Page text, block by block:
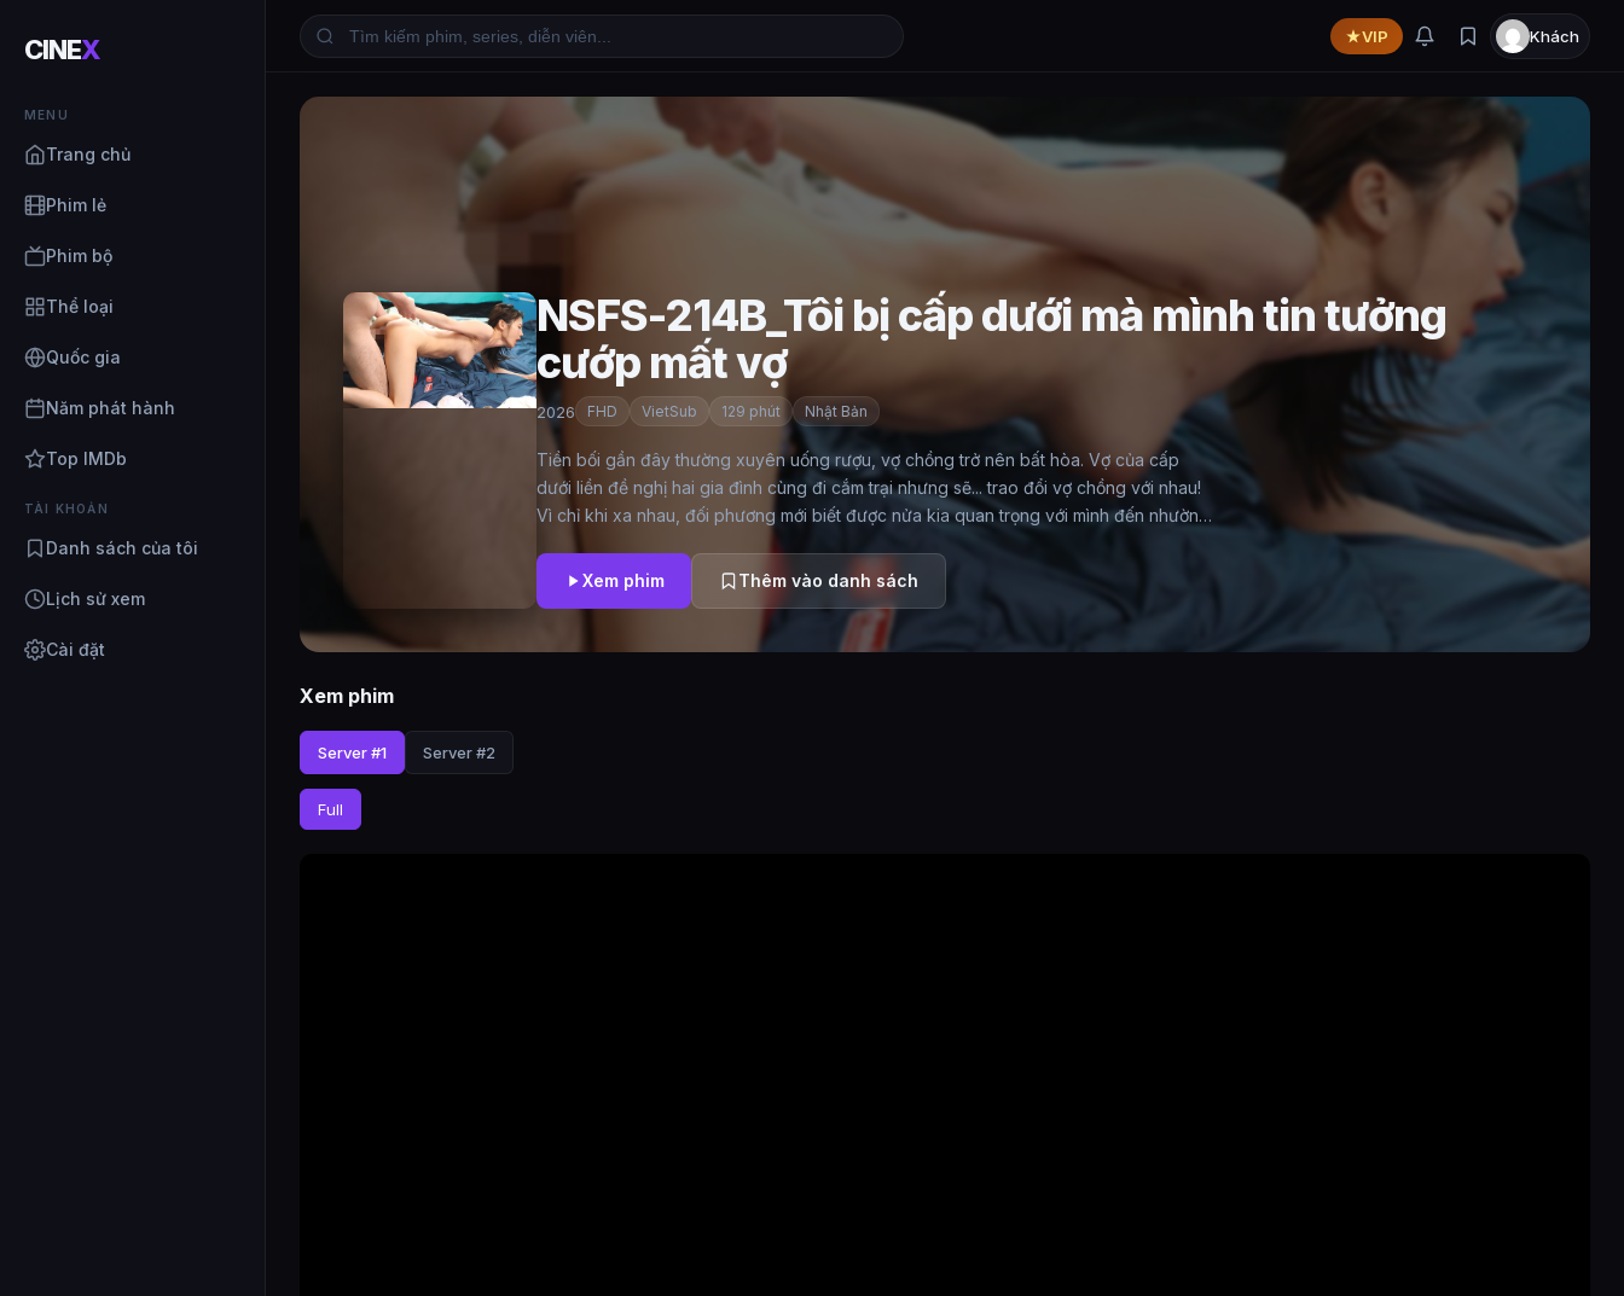
CINEX
MENU
Trang chủ
Phim lẻ
Phim bộ
Thể loại
Quốc gia
Năm phát hành
Top IMDb
TÀI KHOẢN
Danh sách của tôi
Lịch sử xem
Cài đặt
VIP Khách
NSFS-214B_Tôi bị cấp dưới mà mình tin tưởng
cướp mất vợ
2026 FHD VietSub 129 phút Nhật Bản
Tiền bối gần đây thường xuyên uống rượu, vợ chồng trở nên bất hòa. Vợ của cấp
dưới liền đề nghị hai gia đình cùng đi cắm trại nhưng sẽ... trao đổi vợ chồng với nhau!
Vì chỉ khi xa nhau, đối phương mới biết được nửa kia quan trọng với mình đến nhường
nào. Tiền bối dù không muốn nhưng vì muốn tỏ vẻ không quan tâm nên mạnh miệng
đồng ý, người vợ thấy vậy cũng tức giận mà đồng ý theo. Vậy là chuyến cắm trại đã
được quyết định như vậy. Sau khi đến địa điểm cắm trại, vợ chồng tiền bối cố tình tỏ
ra thân thiết với vợ chồng cấp dưới để chọc tức đối phương. Tối đó, vợ của tiền bối và
cậu cấp dưới vào ngủ chung với nhau. Sáng hôm sau, vợ của tiền bối khi thức dậy
Xem phim Thêm vào danh sách
Xem phim
Server #1 Server #2
Full